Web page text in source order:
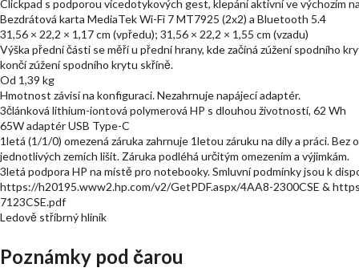
Clickpad s podporou vícedotykových gest, klepání aktivní ve výchozím
Bezdrátová karta MediaTek Wi-Fi 7 MT7925 (2x2) a Bluetooth 5.4
31,56 × 22,2 × 1,17 cm (vpředu); 31,56 × 22,2 × 1,55 cm (vzadu)
Výška přední části se měří u přední hrany, kde začíná zúžení spodního
končí zúžení spodního krytu skříně.
Od 1,39 kg
Hmotnost závisí na konfiguraci. Nezahrnuje napájecí adaptér.
3článková lithium-iontová polymerová HP s dlouhou životností, 62 Wh
65W adaptér USB Type-C
1letá (1/1/0) omezená záruka zahrnuje 1letou záruku na díly a práci. Bez
jednotlivých zemích lišit. Záruka podléhá určitým omezením a výjimkám.
3letá podpora HP na místě pro notebooky. Smluvní podmínky jsou k
https://h20195.www2.hp.com/v2/GetPDF.aspx/4AA8-2300CSE &
7123CSE.pdf
Ledově stříbrný hliník
Poznámky pod čarou